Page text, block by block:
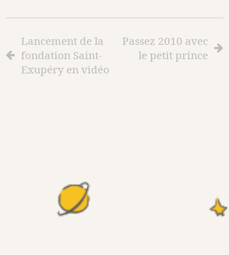
Lancement de la
fondation Saint-
Exupéry en vidéo
Passez 2010 avec
le petit prince